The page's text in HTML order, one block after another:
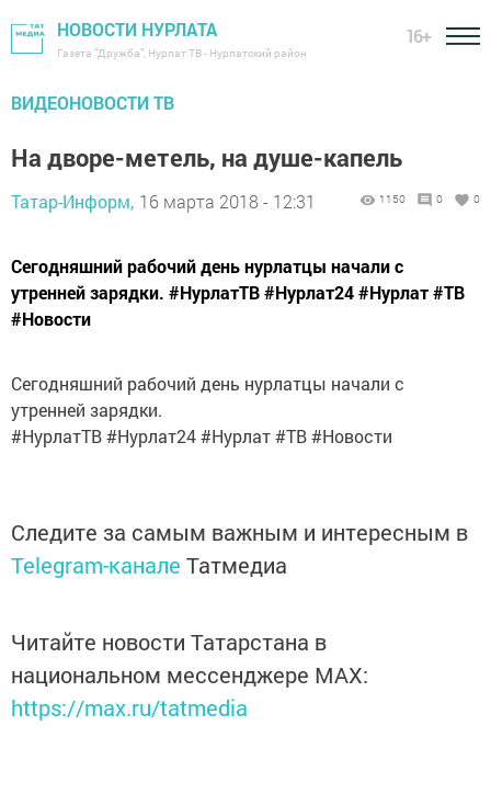
НОВОСТИ НУРЛАТА
Газета "Дружба", Нурлат ТВ - Нурлатский район
16+
ВИДЕОНОВОСТИ ТВ
На дворе-метель, на душе-капель
Татар-Информ, 16 марта 2018 - 12:31 1150 0 0
Сегодняшний рабочий день нурлатцы начали с
утренней зарядки. #НурлатТВ #Нурлат24 #Нурлат #ТВ
#Новости
Сегодняшний рабочий день нурлатцы начали с
утренней зарядки.
#НурлатТВ #Нурлат24 #Нурлат #ТВ #Новости
Следите за самым важным и интересным в
Telegram-канале Татмедиа
Читайте новости Татарстана в
национальном мессенджере MАХ:
https://max.ru/tatmedia